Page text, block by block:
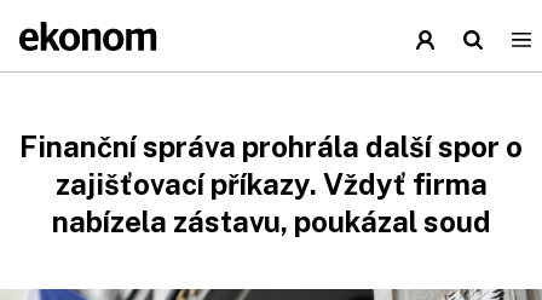
Finanční správa prohrála další spor o
zajišťovací příkazy. Vždyť firma
nabízela zástavu, poukázal soud